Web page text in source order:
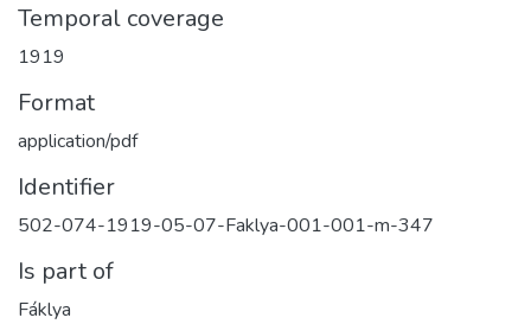
Temporal coverage
1919
Format
application/pdf
Identifier
502-074-1919-05-07-Faklya-001-001-m-347
Is part of
Fáklya